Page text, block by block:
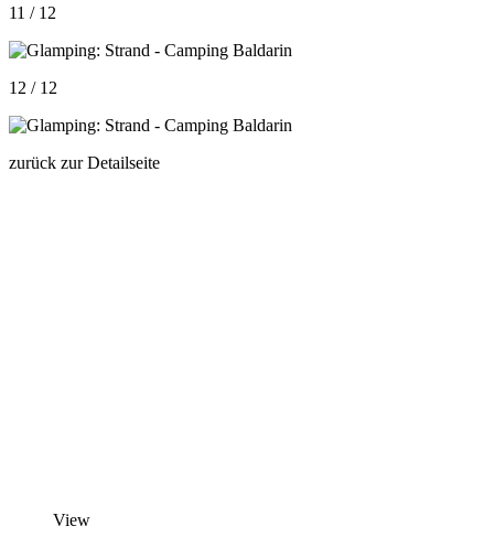
11 / 12
12 / 12
zurück zur Detailseite
View